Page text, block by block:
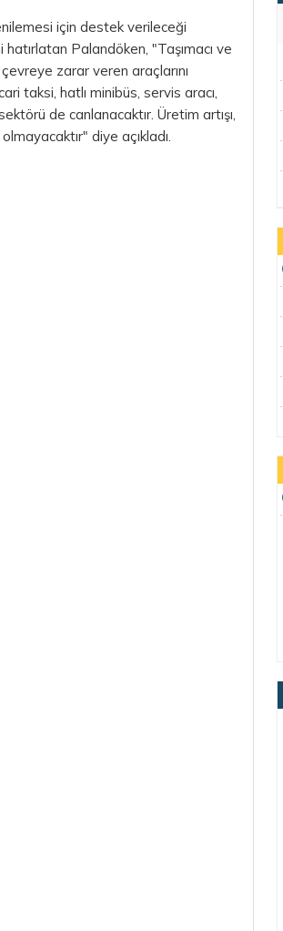
için destek verileceği
Palandöken, "Taşımacı ve
zarar veren araçlarını
taksi, hatlı minibüs, servis aracı,
de canlanacaktır. Üretim artışı,
diye açıkladı.